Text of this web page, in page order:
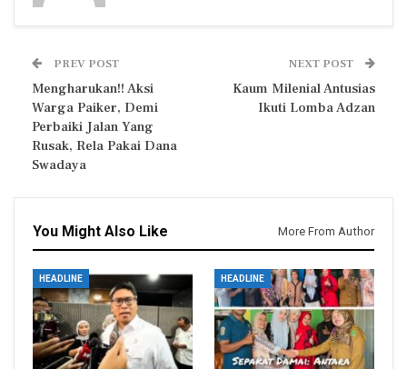
PREV POST
Mengharukan!! Aksi
Warga Paiker, Demi
Perbaiki Jalan Yang
Rusak, Rela Pakai Dana
Swadaya
NEXT POST
Kaum Milenial Antusias
Ikuti Lomba Adzan
You Might Also Like More From Author
HEADLINE HEADLINE